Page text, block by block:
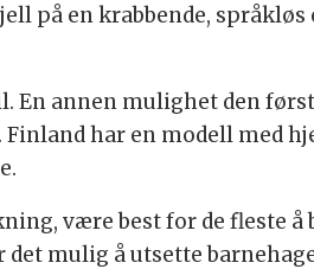
på en krabbende,
En annen mulighet den
har en modell med
være best for de fleste
det mulig å utsette